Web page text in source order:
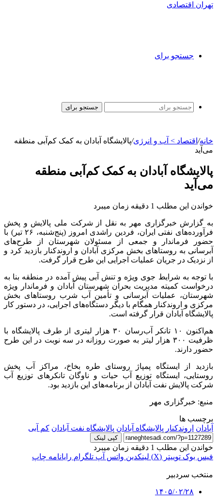
تهران اقتصادی
جستجو برای
جستجو برای
خانه/ اقتصاد > آب و انرژی/پالایشگاه آبادان به کمک کم‌آبی منطقه
می‌آید
پالایشگاه آبادان به کمک کم‌آبی منطقه
می‌آید
خواندن این مطلب 1 دقیقه زمان میبرد
به گزارش خبرگزاری مهر به نقل از شرکت ملی پالایش و پخش
فرآورده‌های نفتی ایران، فردین راشدی امروز (پنج‌شنبه، ۲۶ تیر) با
حضور فرماندار و جمعی از مسئولان شهرستان از طرح‌های
آبرسانی به روستاهای بخش مرکزی آبادان و اروندکنار بازدید کرد و
از نزدیک در جریان عملیات اجرایی این طرح قرار گرفت.
با توجه به شرایط جوی ویژه و تنش آبی پیش آمده در منطقه بنا به
درخواست کمیته مدیریت بحران شهرستان آبادان و فرماندار ویژه
شهرستان، عملیات آبرسانی و تأمین آب شرب روستاهای بخش
مرکزی و اروندکنار همگام با دیگر دستگاه‌های اجرایی، در دستور کار
پالایشگاه آبادان قرار گرفته است.
هم‌اکنون ۱۰ تانکر آب‌رسان ۳۰ هزار لیتری از طرف پالایشگاه با
ظرفیت ۳۰۰ هزار لیتر به صورت روزانه در سه نوبت در این طرح
حضور دارند.
بازدید از ایستگاه پمپاژ روستای طره بخاخ، مراکز آب پخش
روستایی، ایستگاه توزیع آب حیات و ناوگان تانکرهای توزیع آب
شرکت پالایش نفت آبادان از برنامه‌های این بازدید بود.
منبع: خبرگزاری مهر
برچسب ها
آبادان اروندکنار پالایشگاه آبادان پالایشگاه نفت آبادان کم آبی
کپی لینک
خواندن این مطلب 1 دقیقه زمان میبرد
فیس بوک توییتر (X) لینکدین واتس آپ تلگرام رایانامه چاپ
منتخب سردبیر
۱۴۰۵/۰۲/۲۸